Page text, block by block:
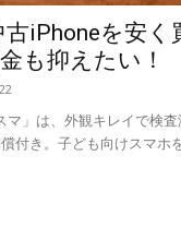
iPhoneを安く
も抑えたい！
マ」は、外観キレイで検
付き。子ども向けスマホ